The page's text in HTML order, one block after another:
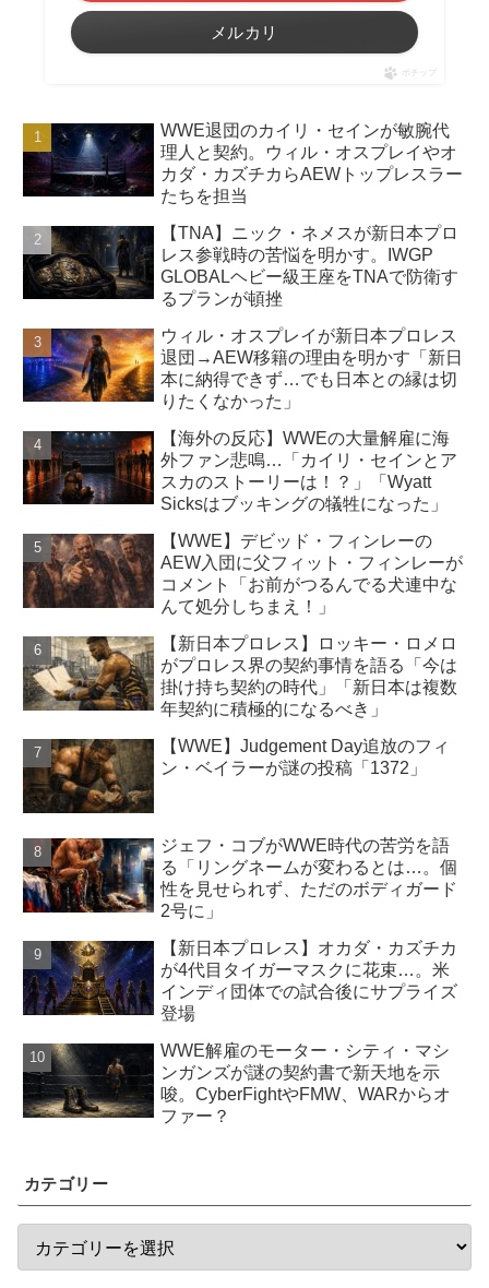
メルカリ
ポチップ
WWE退団のカイリ・セインが敏腕代
理人と契約。ウィル・オスプレイやオ
カダ・カズチカらAEWトップレスラー
たちを担当
【TNA】ニック・ネメスが新日本プロ
レス参戦時の苦悩を明かす。IWGP
GLOBALヘビー級王座をTNAで防衛す
るプランが頓挫
ウィル・オスプレイが新日本プロレス
退団→AEW移籍の理由を明かす「新日
本に納得できず…でも日本との縁は切
りたくなかった」
【海外の反応】WWEの大量解雇に海
外ファン悲鳴…「カイリ・セインとア
スカのストーリーは！？」「Wyatt
Sicksはブッキングの犠牲になった」
【WWE】デビッド・フィンレーの
AEW入団に父フィット・フィンレーが
コメント「お前がつるんでる犬連中な
んて処分しちまえ！」
【新日本プロレス】ロッキー・ロメロ
がプロレス界の契約事情を語る「今は
掛け持ち契約の時代」「新日本は複数
年契約に積極的になるべき」
【WWE】Judgement Day追放のフィ
ン・ベイラーが謎の投稿「1372」
ジェフ・コブがWWE時代の苦労を語
る「リングネームが変わるとは…。個
性を見せられず、ただのボディガード
2号に」
【新日本プロレス】オカダ・カズチカ
が4代目タイガーマスクに花束…。米
インディ団体での試合後にサプライズ
登場
WWE解雇のモーター・シティ・マシ
ンガンズが謎の契約書で新天地を示
唆。CyberFightやFMW、WARからオ
ファー？
カテゴリー